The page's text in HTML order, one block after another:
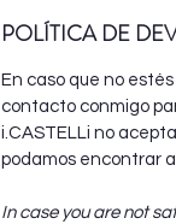
POLÍTICA DE
En caso que no
contacto conmigo
i.CASTELLi no
podamos encontrar
In case you are not